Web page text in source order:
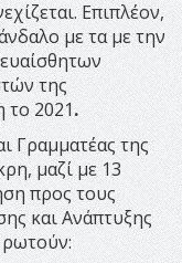
Επιπλέον,
με τα με την
της
το 2021.
Γραμματέας της
μαζί με 13
προς τους
και Ανάπτυξης
ρωτούν: